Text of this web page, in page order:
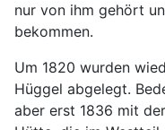
nur von ihm gehört
bekommen.
Um 1820 wurden
Hüggel abgelegt.
aber erst 1836 mit